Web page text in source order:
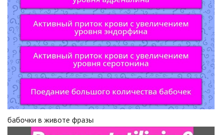
бабочки в животе фразы